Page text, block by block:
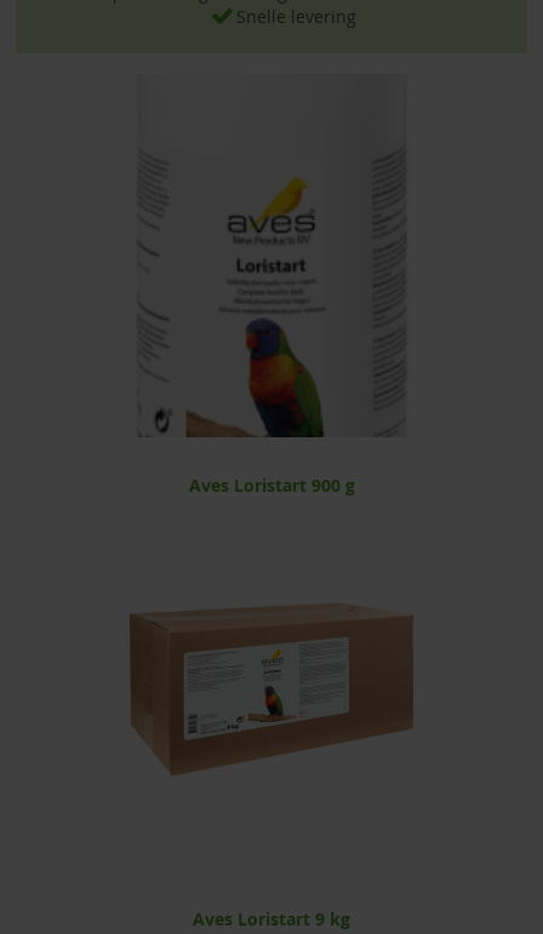
Snelle levering
Aves Loristart 900 g
Aves Loristart 9 kg